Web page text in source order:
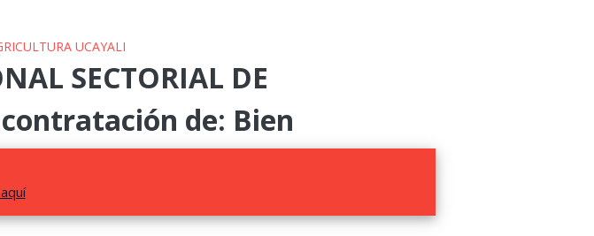
UCAYALI
SECTORIAL DE
contratación de: Bien